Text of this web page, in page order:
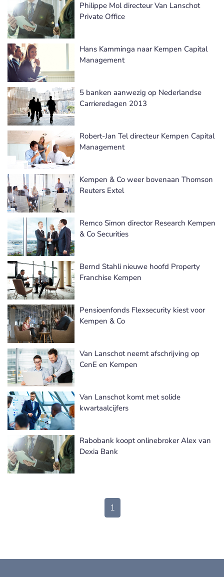
Philippe Mol directeur Van Lanschot
Private Office
Hans Kamminga naar Kempen Capital
Management
5 banken aanwezig op Nederlandse
Carrieredagen 2013
Robert-Jan Tel directeur Kempen Capital
Management
Kempen & Co weer bovenaan Thomson
Reuters Extel
Remco Simon director Research Kempen
& Co Securities
Bernd Stahli nieuwe hoofd Property
Franchise Kempen
Pensioenfonds Flexsecurity kiest voor
Kempen & Co
Van Lanschot neemt afschrijving op
CenE en Kempen
Van Lanschot komt met solide
kwartaalcijfers
Rabobank koopt onlinebroker Alex van
Dexia Bank
1